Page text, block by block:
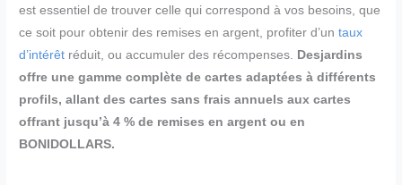
est essentiel de trouver celle qui correspond à vos besoins, que
ce soit pour obtenir des remises en argent, profiter d’untaux
d’intérêt réduit, ou accumuler des récompenses. Desjardins
offre une gamme complète de cartes adaptées à différents
profils, allant des cartes sans frais annuels aux cartes
offrant jusqu’à 4 % de remises en argent ou en
BONIDOLLARS.